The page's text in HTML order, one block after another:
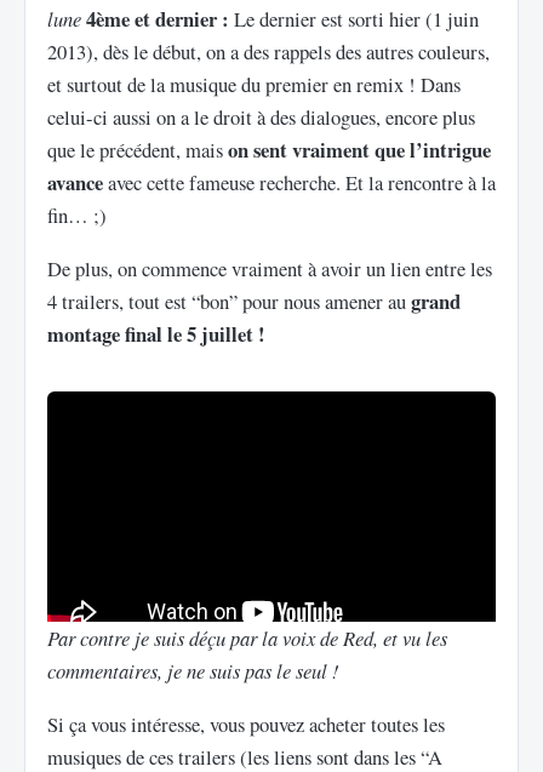
lune4ème et dernier : Le dernier est sorti hier (1 juin
2013), dès le début, on a des rappels des autres couleurs,
et surtout de la musique du premier en remix ! Dans
celui-ci aussi on a le droit à des dialogues, encore plus
que le précédent, maison sent vraiment que l’intrigue
avanceavec cette fameuse recherche. Et la rencontre à la
fin… ;)
De plus, on commence vraiment à avoir un lien entre les
4 trailers, tout est “bon” pour nous amener augrand
montage final le 5 juillet !
Par contre je suis déçu par la voix de Red, et vu les
commentaires, je ne suis pas le seul !
Si ça vous intéresse, vous pouvez acheter toutes les
musiques de ces trailers (les liens sont dans les “A